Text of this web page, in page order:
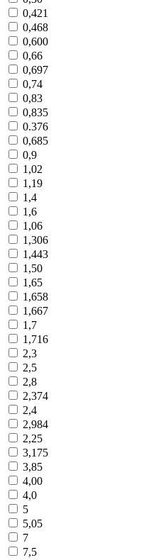
0,421
0,468
0,600
0,66
0,697
0,74
0,83
0,835
0.376
0,685
0,9
1,02
1,19
1,4
1,6
1,06
1,306
1,443
1,50
1,65
1,658
1,667
1,7
1,716
2,3
2,5
2,8
2,374
2,4
2,984
2,25
3,175
3,85
4,00
4,0
5
5,05
7
7,5